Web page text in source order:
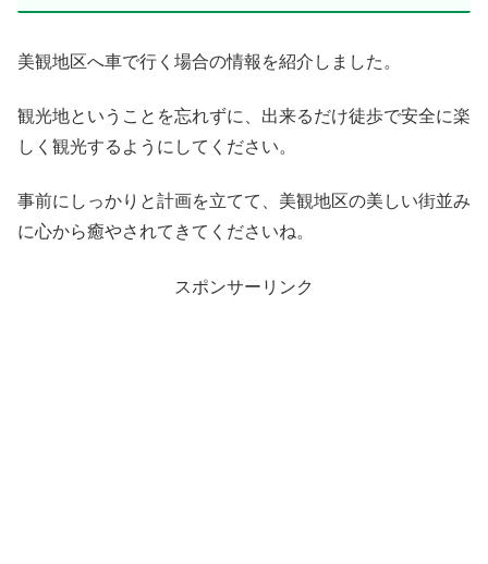
美観地区へ車で行く場合の情報を紹介しました。
観光地ということを忘れずに、出来るだけ徒歩で安全に楽
しく観光するようにしてください。
事前にしっかりと計画を立てて、美観地区の美しい街並み
に心から癒やされてきてくださいね。
スポンサーリンク